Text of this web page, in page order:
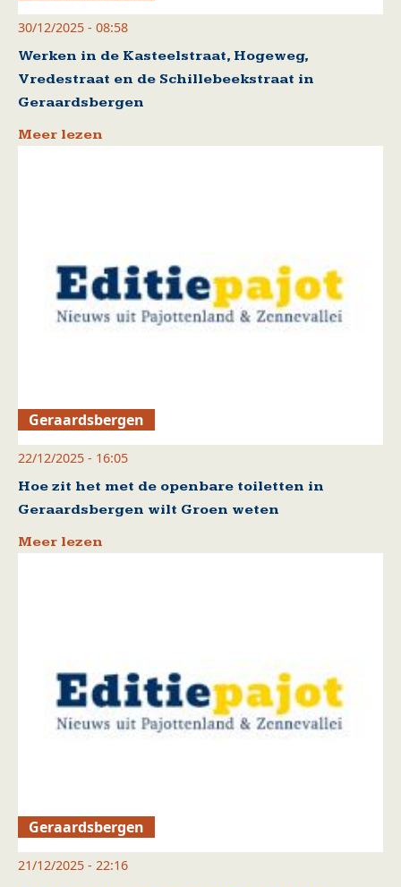
30/12/2025 - 08:58
Werken in de Kasteelstraat, Hogeweg,
Vredestraat en de Schillebeekstraat in
Geraardsbergen
Meer lezen
Geraardsbergen
22/12/2025 - 16:05
Hoe zit het met de openbare toiletten in
Geraardsbergen wilt Groen weten
Meer lezen
Geraardsbergen
21/12/2025 - 22:16